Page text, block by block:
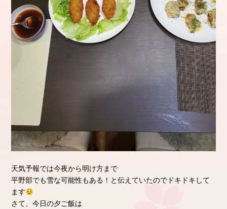
天気予報では今夜から明け方まで
平野部でも雪な可能性もある！と伝えていたのでドキドキして
ます
さて、今日の夕ご飯は